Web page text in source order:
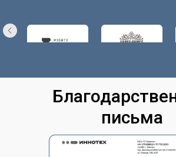
письма